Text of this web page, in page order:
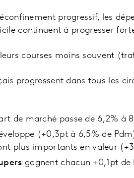
progressif, les
continuent à progresser
courses moins souvent
progressent dans tous les
de marché passe de 6,2% à
(+0,3pt à 6,5% de
plus importants en valeur
gagnent chacun +0,1pt de